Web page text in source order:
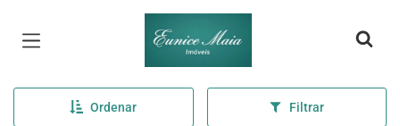
Página inicial
Ordenar Filtrar